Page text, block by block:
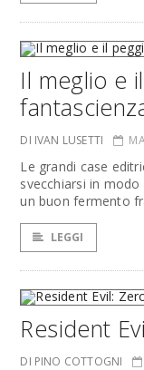
Il meglio e
DI IVAN LUSETTI
Le grandi case
svecchiarsi in
un buon fermento
LEGGI
Resident
DI PINO COTTOGNI